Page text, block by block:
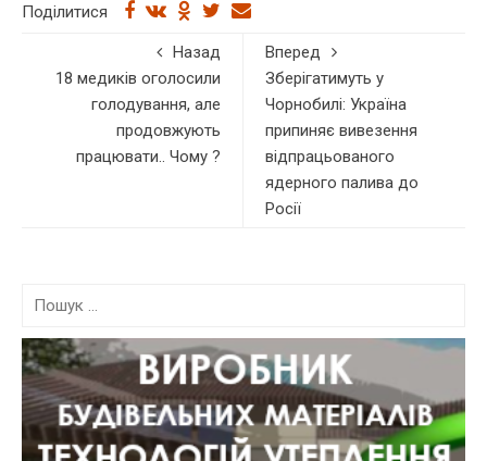
Поділитися
Назад
18 медиків оголосили
голодування, але
продовжують
працювати.. Чому ?
Вперед
Зберігатимуть у
Чорнобилі: Україна
припиняє вивезення
відпрацьованого
ядерного палива до
Росії
ш
у
к
: